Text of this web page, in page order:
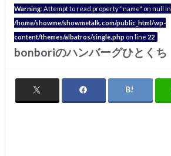
Warning: Attempt to read property "name" on null in
/home/showme/showmetalk.com/public_html/wp-
content/themes/albatros/single.php on line 22
bonboriのハンバーグひとくち